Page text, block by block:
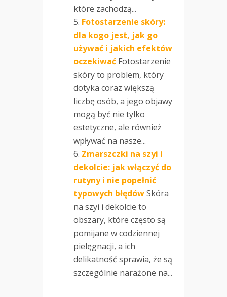
które zachodzą...
Fotostarzenie skóry:
dla kogo jest, jak go
używać i jakich efektów
oczekiwać Fotostarzenie
skóry to problem, który
dotyka coraz większą
liczbę osób, a jego objawy
mogą być nie tylko
estetyczne, ale również
wpływać na nasze...
Zmarszczki na szyi i
dekolcie: jak włączyć do
rutyny i nie popełnić
typowych błędówSkóra
na szyi i dekolcie to
obszary, które często są
pomijane w codziennej
pielęgnacji, a ich
delikatność sprawia, że są
szczególnie narażone na...